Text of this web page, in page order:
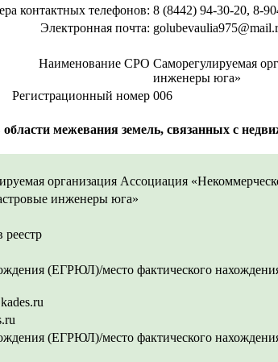
контактных телефонов: 8 (8442) 94-30-20, 8-
Электронная почта:
Наименование СРО Саморегулируемая
инженеры юга»
Регистрационный номер 006
межевания земель, связанных с
организация Ассоциация
инженеры юга»
реестр
(ЕГРЮЛ)/место фактического
(ЕГРЮЛ)/место фактического